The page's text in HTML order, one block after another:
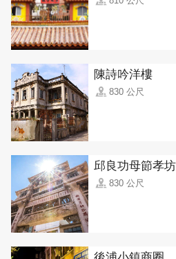
陳詩吟洋樓
830 公尺
邱良功母節孝坊
830 公尺